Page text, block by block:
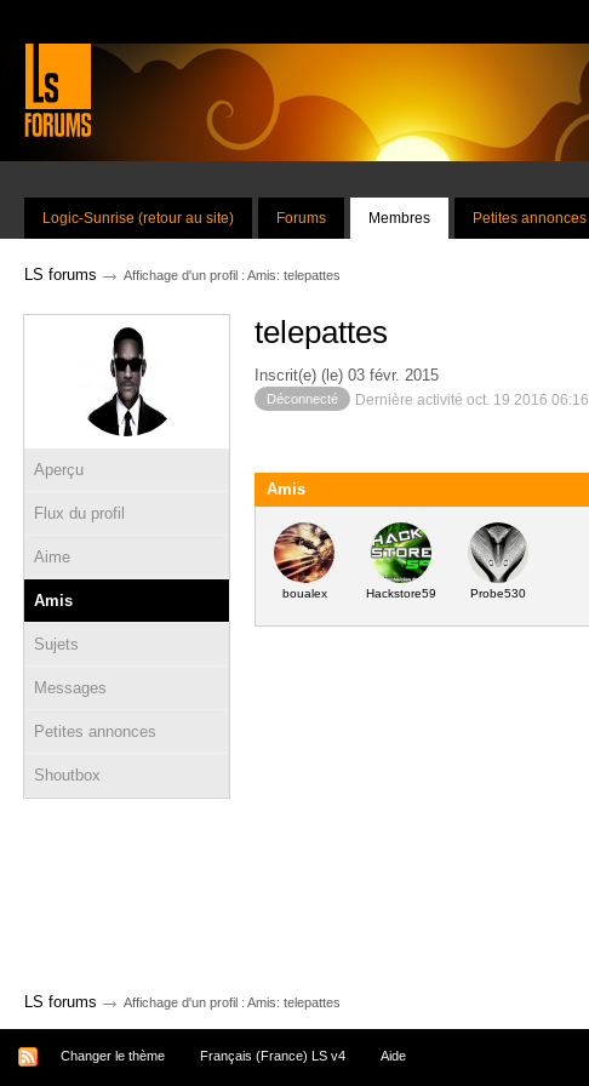
Logic-Sunrise (retour au site) Forums Membres Petites annonces
LS forums → Affichage d'un profil : Amis: telepattes
Aperçu
Flux du profil
Aime
Amis
Sujets
Messages
Petites annonces
Shoutbox
telepattes
Inscrit(e) (le) 03 févr. 2015
Déconnecté Dernière activité oct. 19 2016 06:16
Amis
boualex Hackstore59 Probe530
LS forums → Affichage d'un profil : Amis: telepattes
Changer le thème Français (France) LS v4 Aide